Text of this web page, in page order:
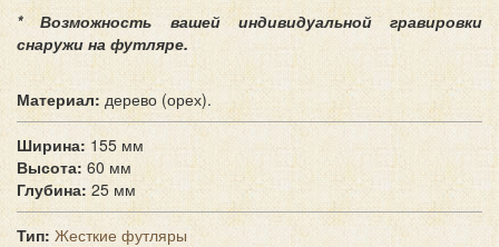
* Возможность вашей индивидуальной гравировки
снаружи на футляре.
Материал: дерево (орех).
Ширина: 155 мм
Высота: 60 мм
Глубина:25 мм
Тип: Жесткие футляры